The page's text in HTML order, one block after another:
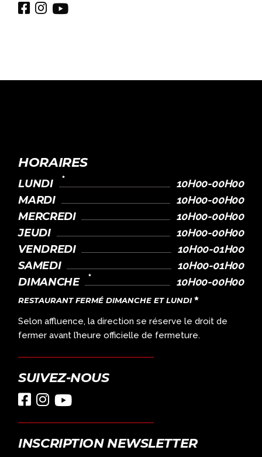
HORAIRES
LUNDI 10H00-00H00
MARDI 10H00-00H00
MERCREDI 10H00-00H00
JEUDI 10H00-00H00
VENDREDI 10H00-01H00
SAMEDI 10H00-01H00
DIMANCHE 10H00-00H00
RESTAURANT FERMÉ DIMANCHE ET LUNDI
Selon affluence, la direction se réserve le droit de
fermer avant l’heure officielle de fermeture.
SUIVEZ-NOUS
INSCRIPTION NEWSLETTER